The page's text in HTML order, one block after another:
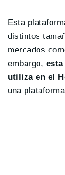
Esta
distintos
mercados
embargo,
utiliza en el
una